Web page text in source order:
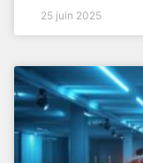
25 juin 2025